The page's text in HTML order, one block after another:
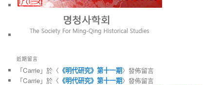
近期留言
「Carrie」於〈 《明代研究》第十一期〉發佈留言
「Carrie」於〈 《明代研究》第十一期〉發佈留言